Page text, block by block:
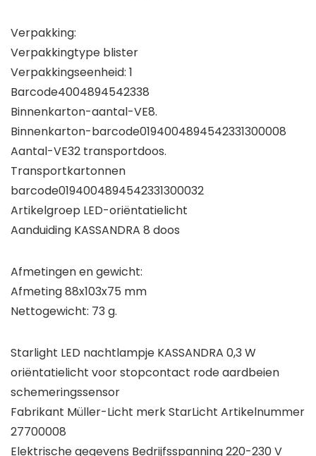
Verpakking:
Verpakkingtype blister
Verpakkingseenheid: 1
Barcode4004894542338
Binnenkarton-aantal-VE8.
Binnenkarton-barcode0194004894542331300008
Aantal-VE32 transportdoos.
Transportkartonnen
barcode0194004894542331300032
Artikelgroep LED-oriëntatielicht
Aanduiding KASSANDRA 8 doos
Afmetingen en gewicht:
Afmeting 88x103x75 mm
Nettogewicht: 73 g.
Starlight LED nachtlampje KASSANDRA 0,3 W
oriëntatielicht voor stopcontact rode aardbeien
schemeringssensor
Fabrikant Müller-Licht merk StarLicht Artikelnummer
27700008
Elektrische gegevens Bedrijfsspanning 220-230 V